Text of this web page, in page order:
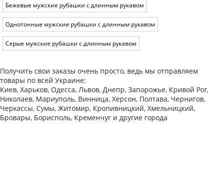
Бежевые мужские рубашки с длинным рукавом
Однотонные мужские рубашки с длинным рукавом
Серые мужские рубашки с длинным рукавом
Получить свои заказы очень просто, ведь мы отправляем
товары по всей Украине:
Киев, Харьков, Одесса, Львов, Днепр, Запорожье, Кривой Рог,
Николаев, Мариуполь, Винница, Херсон, Полтава, Чернигов,
Черкассы, Сумы, Житомир, Кропивницкий, Хмельницкий,
Бровары, Борисполь, Кременчуг и другие города